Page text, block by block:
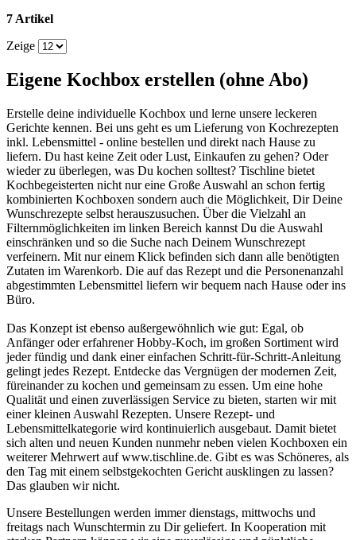
7 Artikel
Zeige
Eigene Kochbox erstellen (ohne Abo)
Erstelle deine individuelle Kochbox und lerne unsere leckeren
Gerichte kennen. Bei uns geht es um Lieferung von Kochrezepten
inkl. Lebensmittel - online bestellen und direkt nach Hause zu
liefern. Du hast keine Zeit oder Lust, Einkaufen zu gehen? Oder
wieder zu überlegen, was Du kochen solltest? Tischline bietet
Kochbegeisterten nicht nur eine Große Auswahl an schon fertig
kombinierten Kochboxen sondern auch die Möglichkeit, Dir Deine
Wunschrezepte selbst herauszusuchen. Über die Vielzahl an
Filternmöglichkeiten im linken Bereich kannst Du die Auswahl
einschränken und so die Suche nach Deinem Wunschrezept
verfeinern. Mit nur einem Klick befinden sich dann alle benötigten
Zutaten im Warenkorb. Die auf das Rezept und die Personenanzahl
abgestimmten Lebensmittel liefern wir bequem nach Hause oder ins
Büro.
Das Konzept ist ebenso außergewöhnlich wie gut: Egal, ob
Anfänger oder erfahrener Hobby-Koch, im großen Sortiment wird
jeder fündig und dank einer einfachen Schritt-für-Schritt-Anleitung
gelingt jedes Rezept. Entdecke das Vergnügen der modernen Zeit,
füreinander zu kochen und gemeinsam zu essen. Um eine hohe
Qualität und einen zuverlässigen Service zu bieten, starten wir mit
einer kleinen Auswahl Rezepten. Unsere Rezept- und
Lebensmittelkategorie wird kontinuierlich ausgebaut. Damit bietet
sich alten und neuen Kunden nunmehr neben vielen Kochboxen ein
weiterer Mehrwert auf www.tischline.de. Gibt es was Schöneres, als
den Tag mit einem selbstgekochten Gericht ausklingen zu lassen?
Das glauben wir nicht.
Unsere Bestellungen werden immer dienstags, mittwochs und
freitags nach Wunschtermin zu Dir geliefert. In Kooperation mit